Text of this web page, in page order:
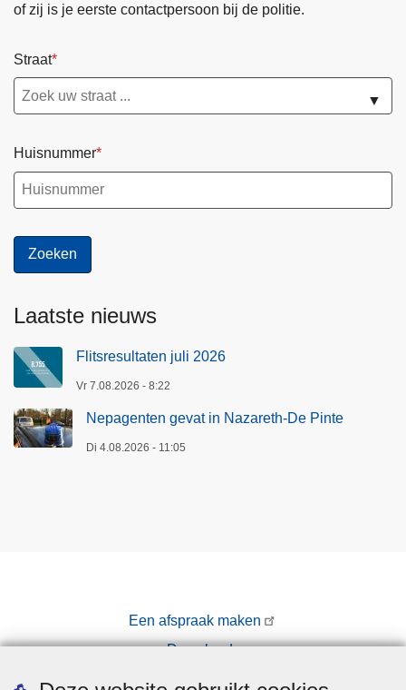
of zij is je eerste contactpersoon bij de politie.
Straat
▼
Huisnummer
Laatste nieuws
Flitsresultaten juli 2026
Vr 7.08.2026 - 8:22
Nepagenten gevat in Nazareth-De Pinte
Di 4.08.2026 - 11:05
Een afspraak maken
Downloads